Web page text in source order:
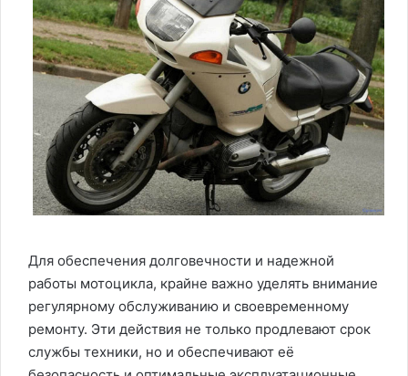
Для обеспечения долговечности и надежной
работы мотоцикла, крайне важно уделять внимание
регулярному обслуживанию и своевременному
ремонту. Эти действия не только продлевают срок
службы техники, но и обеспечивают её